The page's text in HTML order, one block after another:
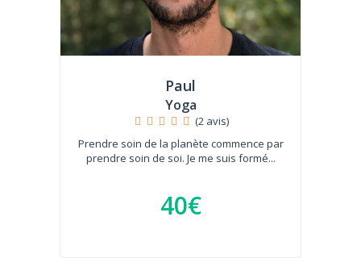
Paul
Yoga
(2 avis)
Prendre soin de la planète commence par
prendre soin de soi. Je me suis formé...
40€